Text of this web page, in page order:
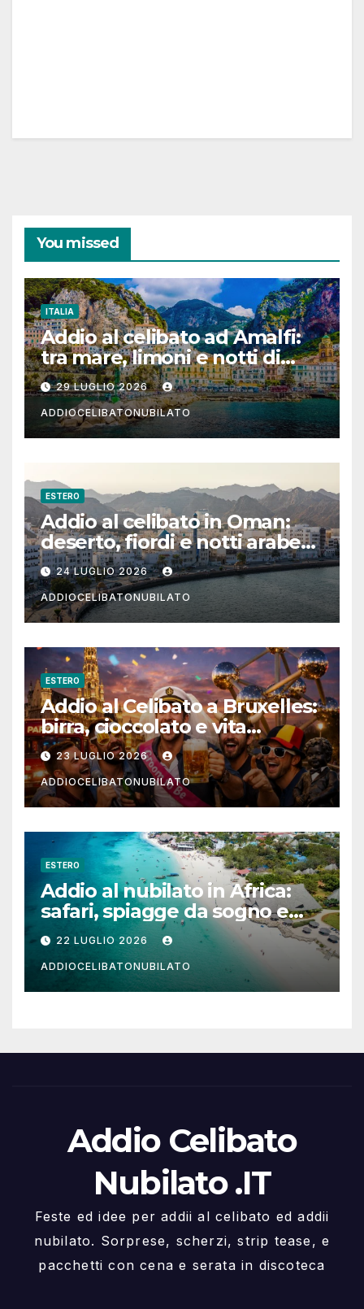
You missed
ITALIA
Addio al celibato ad Amalfi:
tra mare, limoni e notti di
festa in Costiera Amalfitana
29 LUGLIO 2026
ADDIOCELIBATONUBILATO
ESTERO
Addio al celibato in Oman:
deserto, fiordi e notti arabe
tra Muscat e Musandam
24 LUGLIO 2026
ADDIOCELIBATONUBILATO
ESTERO
Addio al Celibato a Bruxelles:
birra, cioccolato e vita
notturna per un weekend
indimenticabile
23 LUGLIO 2026
ADDIOCELIBATONUBILATO
ESTERO
Addio al nubilato in Africa:
safari, spiagge da sogno e
città magiche
22 LUGLIO 2026
ADDIOCELIBATONUBILATO
Addio Celibato
Nubilato .IT
Feste ed idee per addii al celibato ed addii
nubilato. Sorprese, scherzi, strip tease, e
pacchetti con cena e serata in discoteca